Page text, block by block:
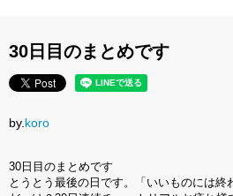
30日目のまとめです
by. koro
30日目のまとめです
とうとう最後の日です。「いいものには